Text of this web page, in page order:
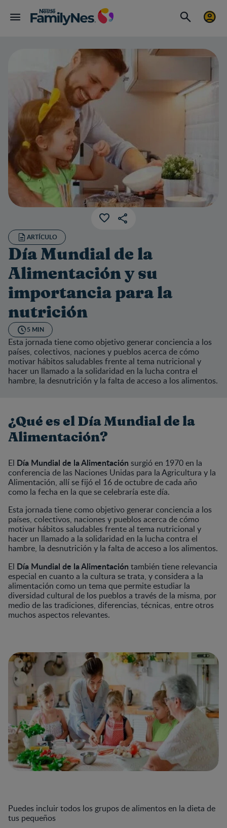
ARTÍCULO
Día Mundial de la
Alimentación y su
importancia para la
nutrición
5 MIN
Esta jornada tiene como objetivo generar conciencia a los
países, colectivos, naciones y pueblos acerca de cómo
motivar hábitos saludables frente al tema nutricional y
hacer un llamado a la solidaridad en la lucha contra el
hambre, la desnutrición y la falta de acceso a los alimentos.
¿Qué es el Día Mundial de la
Alimentación?
El Día Mundial de la Alimentación surgió en 1970 en la
conferencia de las Naciones Unidas para la Agricultura y la
Alimentación, allí se fijó el 16 de octubre de cada año
como la fecha en la que se celebraría este día.
Esta jornada tiene como objetivo generar conciencia a los
países, colectivos, naciones y pueblos acerca de cómo
motivar hábitos saludables frente al tema nutricional y
hacer un llamado a la solidaridad en la lucha contra el
hambre, la desnutrición y la falta de acceso a los alimentos.
El Día Mundial de la Alimentación también tiene relevancia
especial en cuanto a la cultura se trata, y considera a la
alimentación como un tema que permite estudiar la
diversidad cultural de los pueblos a través de la misma, por
medio de las tradiciones, diferencias, técnicas, entre otros
muchos aspectos relevantes.
Puedes incluir todos los grupos de alimentos en la dieta de
tus pequeños